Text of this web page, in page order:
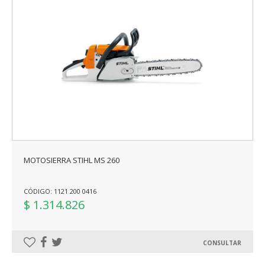
MOTOSIERRA STIHL MS 260
CÓDIGO: 1121 200 0416
$ 1.314.826
CONSULTAR